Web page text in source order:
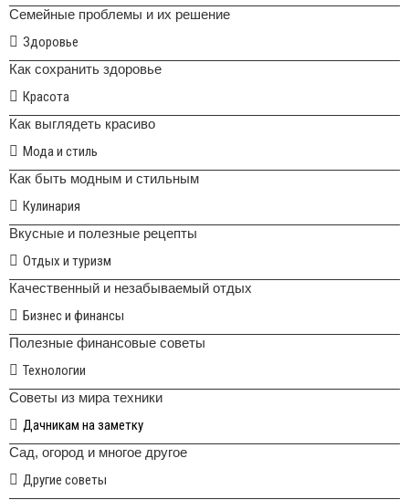
Семейные проблемы и их решение
Здоровье
Как сохранить здоровье
Красота
Как выглядеть красиво
Мода и стиль
Как быть модным и стильным
Кулинария
Вкусные и полезные рецепты
Отдых и туризм
Качественный и незабываемый отдых
Бизнес и финансы
Полезные финансовые советы
Технологии
Советы из мира техники
Дачникам на заметку
Сад, огород и многое другое
Другие советы